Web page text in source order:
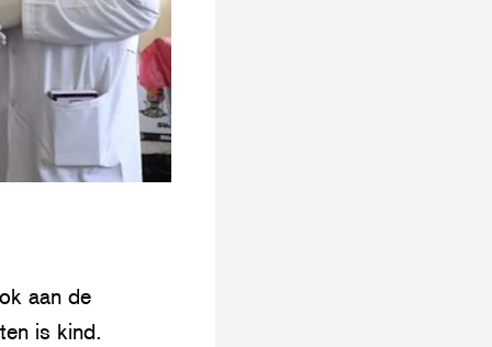
aan de
is kind.